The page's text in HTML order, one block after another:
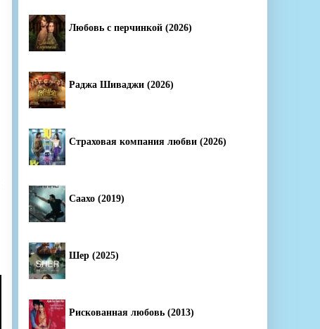
Любовь с перчинкой (2026)
Раджа Шиваджи (2026)
Страховая компания любви (2026)
Саахо (2019)
Шер (2025)
Рискованная любовь (2013)